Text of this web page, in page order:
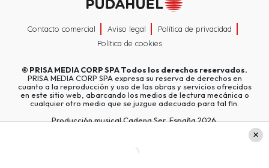
Contacto comercial Aviso legal
Política de privacidad
Política de cookies
© PRISA MEDIA CORP SPATodos los derechos reservados.
PRISA MEDIA CORP SPA expresa su reserva de derechos en
cuanto a la reproducción y uso de las obras y servicios ofrecidos
en este sitio web, abarcando los medios de lectura mecánica o
cualquier otro medio que se juzgue adecuado para tal fin.
Producción musical Cadena Ser, España 2026.